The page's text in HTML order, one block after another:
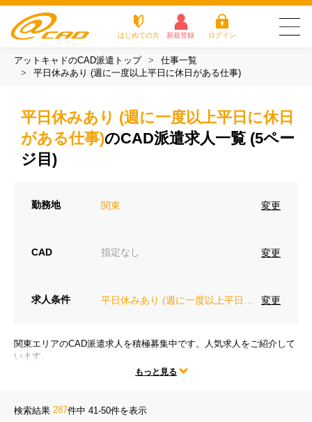
はじめての方 新規登録 ログイン
友だち追加で
最新の求人を確認
登録して求人を
チェック
アットキャドが選ばれる3つの理由
派遣がはじめての方
よくある質問
お電話でのお問い合わせ
東 京 0120-630-660
アットキャドが選
派遣がは
お仕
お役立
アットキャドのCAD派遣トップ
仕事一覧
平日休みあり (週に一度以上平日に休日がある仕事)
平日休みあり (週に一度以上平日に休日
がある仕事)のCAD派遣求人一覧 (5ペー
ジ目)
勤務地 関東 変更
CAD 指定なし 変更
求人条件 変更
関東エリアのCAD派遣求人を積極募集中です。人気求人をご紹介して
います。
テレワークや時短勤務、残業なしなどの人気な働き方だけではなく、
もっと見る
検索結果 287件中 41-50件を表示